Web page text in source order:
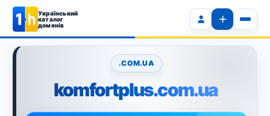
Український
каталог
доменів
.COM.UA
komfortplus.com.ua